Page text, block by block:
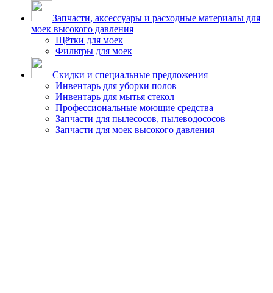
Запчасти, аксессуары и расходные материалы для
моек высокого давления
Щётки для моек
Фильтры для моек
Скидки и специальные предложения
Инвентарь для уборки полов
Инвентарь для мытья стекол
Профессиональные моющие средства
Запчасти для пылесосов, пылеводососов
Запчасти для моек высокого давления